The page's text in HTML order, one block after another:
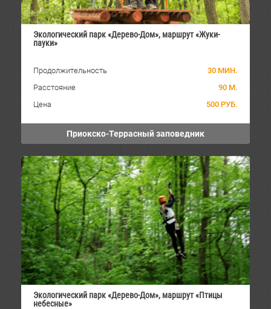
Экологический парк «Дерево-Дом», маршрут «Жуки-
пауки»
Продолжительность
30 МИН.
Расстояние
90 М.
Цена
500 РУБ.
Приокско-Террасный заповедник
Экологический парк «Дерево-Дом», маршрут «Птицы
небесные»